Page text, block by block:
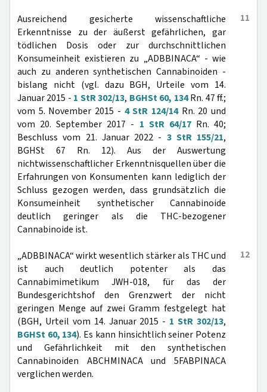
11
Ausreichend gesicherte wissenschaftliche
Erkenntnisse zu der äußerst gefährlichen, gar
tödlichen Dosis oder zur durchschnittlichen
Konsumeinheit existieren zu „ADBBINACA“ - wie
auch zu anderen synthetischen Cannabinoiden -
bislang nicht (vgl. dazu BGH, Urteile vom 14.
Januar 2015 - 1 StR 302/13, BGHSt 60, 134Rn. 47 ff.;
vom 5. November 2015 - 4 StR 124/14Rn. 20 und
vom 20. September 2017 - 1 StR 64/17Rn. 40;
Beschluss vom 21. Januar 2022 - 3 StR 155/21,
BGHSt 67 Rn. 12). Aus der Auswertung
nichtwissenschaftlicher Erkenntnisquellen über die
Erfahrungen von Konsumenten kann lediglich der
Schluss gezogen werden, dass grundsätzlich die
Konsumeinheit synthetischer Cannabinoide
deutlich geringer als die THC-bezogener
Cannabinoide ist.
12
„ADBBINACA“ wirkt wesentlich stärker als THC und
ist auch deutlich potenter als das
Cannabimimetikum JWH-018, für das der
Bundesgerichtshof den Grenzwert der nicht
geringen Menge auf zwei Gramm festgelegt hat
(BGH, Urteil vom 14. Januar 2015 - 1 StR 302/13,
BGHSt 60, 134). Es kann hinsichtlich seiner Potenz
und Gefährlichkeit mit den synthetischen
Cannabinoiden ABCHMINACA und 5FABPINACA
verglichen werden.